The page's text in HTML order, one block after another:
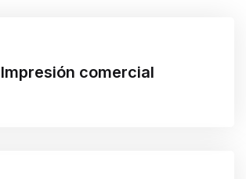
Impresión comercial